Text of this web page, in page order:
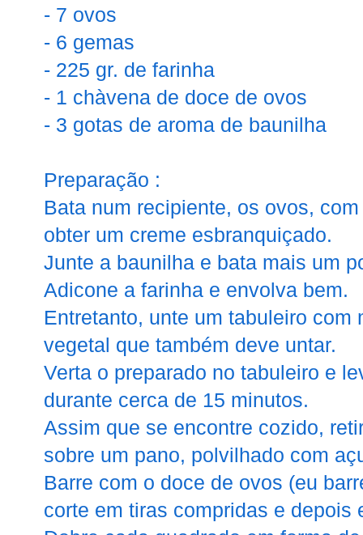
- 7 ovos
- 6 gemas
- 225 gr. de farinha
- 1 chàvena de doce de ovos
- 3 gotas de aroma de baunilha
Preparação :
Bata num recipiente, os ovos,
obter um creme esbranquiçado.
Junte a baunilha e bata mais um
Adicone a farinha e envolva bem.
Entretanto, unte um tabuleiro com
vegetal que também deve untar.
Verta o preparado no tabuleiro e
durante cerca de 15 minutos.
Assim que se encontre cozido,
sobre um pano, polvilhado com
Barre com o doce de ovos (eu
corte em tiras compridas e depois